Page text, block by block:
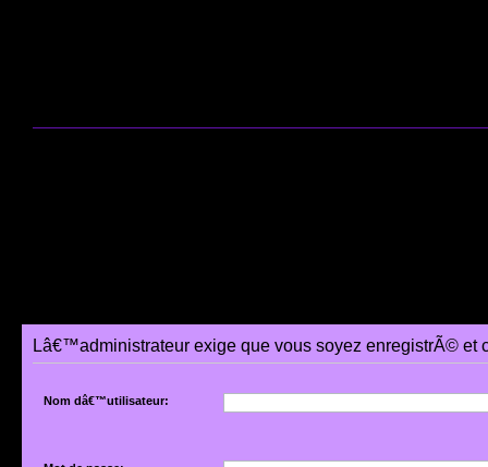
Lâ€™administrateur exige que vous soyez enregistrÃ©
Nom dâ€™utilisateur: